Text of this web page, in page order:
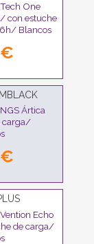
One
con estuche
Blancos
Ártica
carga/
Echo
de carga/